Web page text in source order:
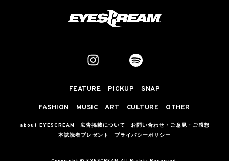
FEATURE PICKUP SNAP
FASHION MUSIC ART CULTURE OTHER
about EYESCREAM 広告掲載について
お問い合わせ・ご意見・ご感想
本誌読者プレゼント
プライバシーポリシー